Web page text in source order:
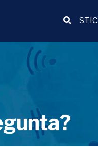
Buscador
STIC